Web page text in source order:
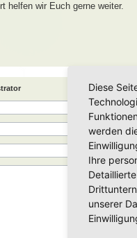
helfen wir Euch gerne weiter.
Diese
werden
Ihre
unserer